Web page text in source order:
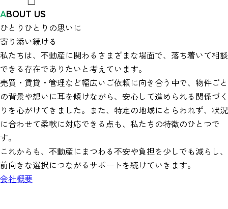
ABOUT US
ひとりひとりの思いに
寄り添い続ける
私たちは、不動産に関わるさまざまな場面で、落ち着いて相談
できる存在でありたいと考えています。
売買・賃貸・管理など幅広いご依頼に向き合う中で、物件ごと
の背景や想いに耳を傾けながら、安心して進められる関係づく
りを心がけてきました。また、特定の地域にとらわれず、状況
に合わせて柔軟に対応できる点も、私たちの特徴のひとつで
す。
これからも、不動産にまつわる不安や負担を少しでも減らし、
前向きな選択につながるサポートを続けていきます。
会社概要